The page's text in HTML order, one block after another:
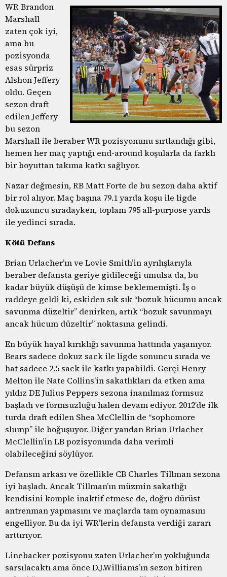
WR Brandon
Marshall
zaten çok iyi,
ama bu
pozisyonda
esas sürpriz
Alshon Jeffery
oldu. Geçen
sezon draft
edilen Jeffery
bu sezon
Marshall ile beraber WR pozisyonunu sırtlandığı gibi,
hemen her maç yaptığı end-around koşularla da farklı
bir boyuttan takıma katkı sağlıyor.
Nazar değmesin, RB Matt Forte de bu sezon daha aktif
bir rol alıyor. Maç başına 79.1 yarda koşu ile ligde
dokuzuncu sıradayken, toplam 795 all-purpose yards
ile yedinci sırada.
Kötü Defans
Brian Urlacher’ın ve Lovie Smith’in ayrılışlarıyla
beraber defansta geriye gidileceği umulsa da, bu
kadar büyük düşüşü de kimse beklememişti. İş o
raddeye geldi ki, eskiden sık sık “bozuk hücumu ancak
savunma düzeltir” denirken, artık “bozuk savunmayı
ancak hücum düzeltir” noktasına gelindi.
En büyük hayal kırıklığı savunma hattında yaşanıyor.
Bears sadece dokuz sack ile ligde sonuncu sırada ve
hat sadece 2.5 sack ile katkı yapabildi. Gerçi Henry
Melton ile Nate Collins’in sakatlıkları da etken ama
yıldız DE Julius Peppers sezona inanılmaz formsuz
başladı ve formsuzluğu halen devam ediyor. 2012’de ilk
turda draft edilen Shea McClellin de “sophomore
slump” ile boğuşuyor. Diğer yandan Brian Urlacher
McClellin’in LB pozisyonunda daha verimli
olabileceğini söylüyor.
Defansın arkası ve özellikle CB Charles Tillman sezona
iyi başladı. Ancak Tillman’ın müzmin sakatlığı
kendisini komple inaktif etmese de, doğru dürüst
antrenman yapmasını ve maçlarda tam oynamasını
engelliyor. Bu da iyi WR’lerin defansta verdiği zararı
arttırıyor.
Linebacker pozisyonu zaten Urlacher’ın yokluğunda
sarsılacaktı ama önce D.J.Williams’ın sezon bitiren